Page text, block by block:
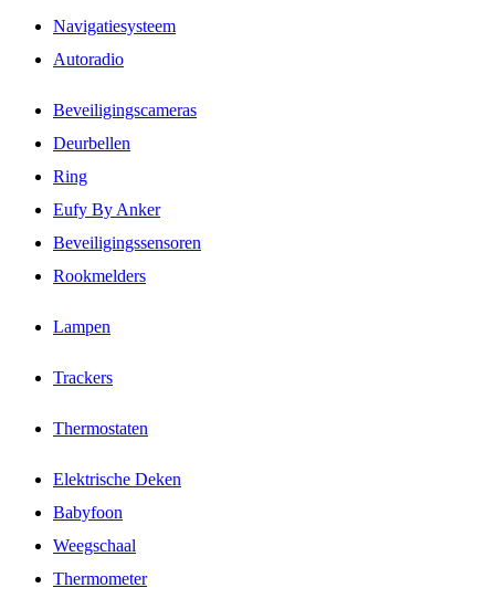
Navigatiesysteem
Autoradio
Beveiligingscameras
Deurbellen
Ring
Eufy By Anker
Beveiligingssensoren
Rookmelders
Lampen
Trackers
Thermostaten
Elektrische Deken
Babyfoon
Weegschaal
Thermometer